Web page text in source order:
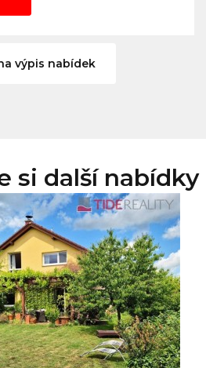
výpis nabídek
si další nabídky